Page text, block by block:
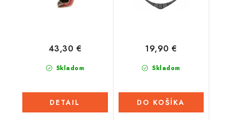
Skladom
43,30 €
DETAIL
Skladom
19,90 €
DO KOŠÍKA